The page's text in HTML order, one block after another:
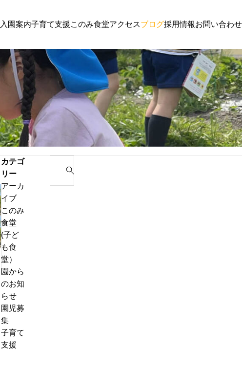
入園案内子育て支援このみ食堂アクセスブログ採用情報お問い合わせ
子育て支援 園からの
わ
ん
ぱ
く
通
信
8
月
号
＆
ぽ
ん
ち
熱
中
症
警
戒
ア
ラ
ー
ト
発
表
お
里
帰
り
の
お
知
ら
カテゴ
リー
アーカ
イブ
このみ
食堂
(子ど
も食
堂）
園から
のお知
らせ
園児募
集
子育て
支援
a